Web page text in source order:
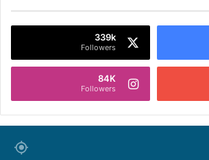
339k
Followers
84K
Followers